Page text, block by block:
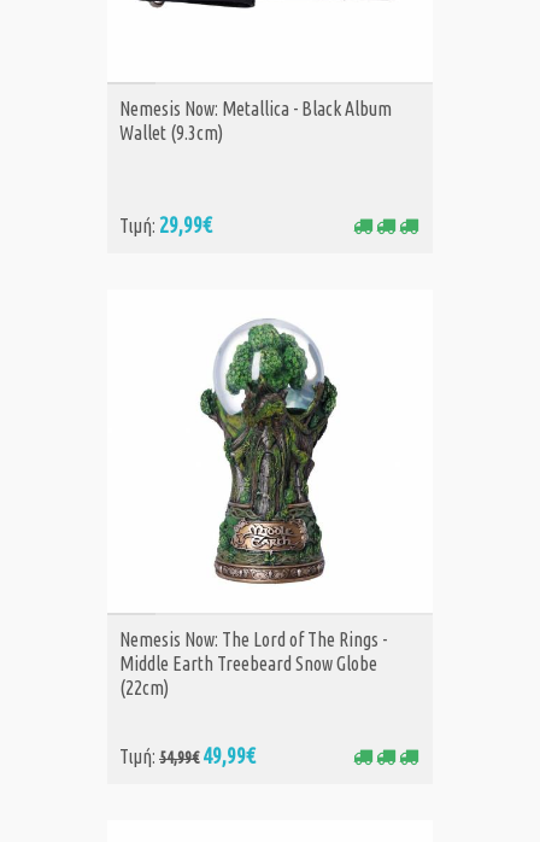
ΑΓΟΡΑ
Nemesis Now: Metallica - Black Album
Wallet (9.3cm)
Τιμή: 29,99€
ΑΓΟΡΑ
Nemesis Now: The Lord of The Rings -
Middle Earth Treebeard Snow Globe
(22cm)
Τιμή: 54,99€ 49,99€